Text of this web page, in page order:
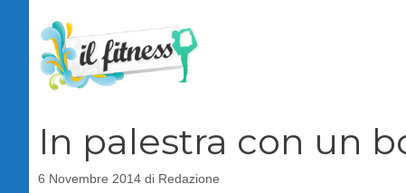
contenuto
In palestra con un
6 Novembre 2014 di Redazione